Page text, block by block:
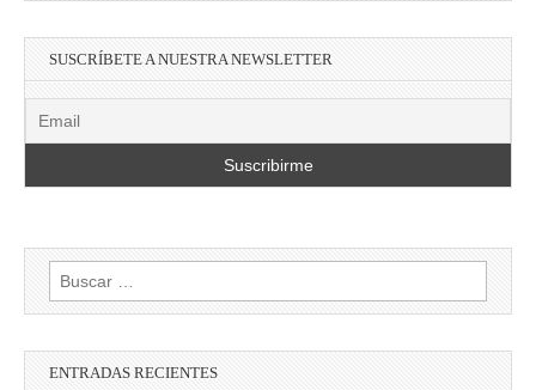
SUSCRÍBETE A NUESTRA NEWSLETTER
Buscar:
ENTRADAS RECIENTES